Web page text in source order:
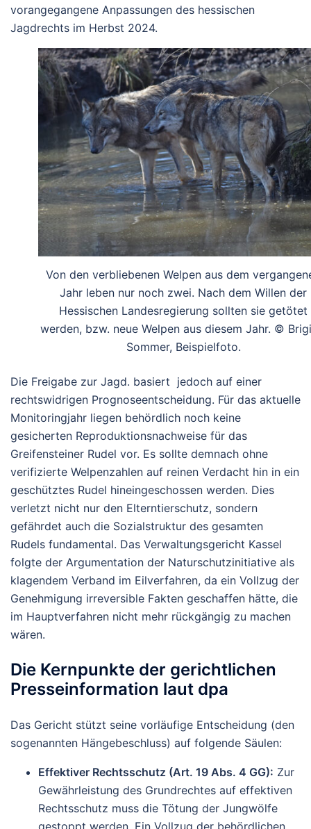
vorangegangene Anpassungen des hessischen
Jagdrechts im Herbst 2024.
Von den verbliebenen Welpen aus dem
Jahr leben nur noch zwei. Nach dem Willen der
Hessischen Landesregierung sollten sie getötet
werden, bzw. neue Welpen aus diesem Jahr. ©
Sommer, Beispielfoto.
Die Freigabe zur Jagd. basiert jedoch auf einer
rechtswidrigen Prognoseentscheidung. Für das aktuelle
Monitoringjahr liegen behördlich noch keine
gesicherten Reproduktionsnachweise für das
Greifensteiner Rudel vor. Es sollte demnach ohne
verifizierte Welpenzahlen auf reinen Verdacht hin in ein
geschütztes Rudel hineingeschossen werden. Dies
verletzt nicht nur den Elterntierschutz, sondern
gefährdet auch die Sozialstruktur des gesamten
Rudels fundamental. Das Verwaltungsgericht Kassel
folgte der Argumentation der Naturschutzinitiative als
klagendem Verband im Eilverfahren, da ein Vollzug der
Genehmigung irreversible Fakten geschaffen hätte, die
im Hauptverfahren nicht mehr rückgängig zu machen
wären.
Die Kernpunkte der gerichtlichen
Presseinformation laut dpa
Das Gericht stützt seine vorläufige Entscheidung (den
sogenannten Hängebeschluss) auf folgende Säulen:
Effektiver Rechtsschutz (Art. 19 Abs. 4 GG): Zur
Gewährleistung des Grundrechtes auf effektiven
Rechtsschutz muss die Tötung der Jungwölfe
gestoppt werden. Ein Vollzug der behördlichen